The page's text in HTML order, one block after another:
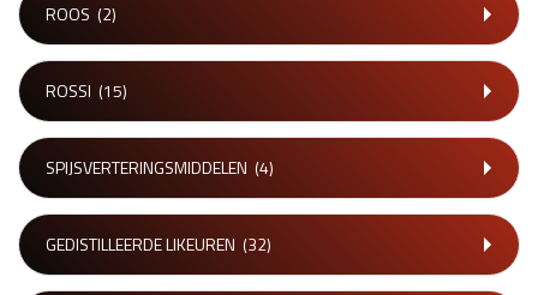
ROOS (2)
ROSSI (15)
SPIJSVERTERINGSMIDDELEN (4)
GEDISTILLEERDE LIKEUREN (32)